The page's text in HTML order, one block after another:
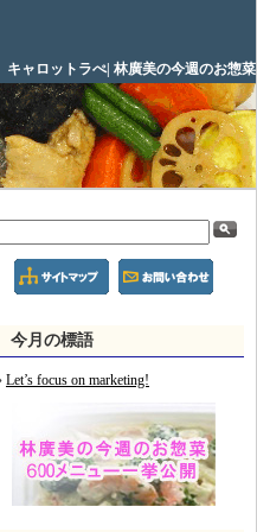
キャロットラぺ| 林廣美の今週のお惣菜
今月の標語
Let’s focus on marketing!